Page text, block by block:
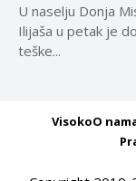
U naselju Donja
Ilijaša u petak je
teške...
VisokoO